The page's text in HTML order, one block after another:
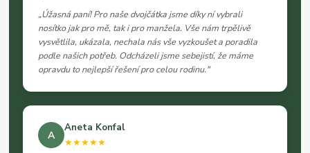
„Úžasná paní! Pro naše dvojčátka jsme díky ní vybrali
nosítko jak pro mě, tak i pro manžela. Vše nám trpělivě
vysvětlila, ukázala, nechala nás vše vyzkoušet a poradila
podle našich potřeb. Odcházeli jsme sebejistí, že máme
opravdu to nejlepší řešení pro celou rodinu."
A
Aneta Konfal
★★★★★